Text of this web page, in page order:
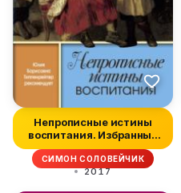
Непрописные истины
воспитания. Избранные
статьи
СИМОН СОЛОВЕЙЧИК
2017